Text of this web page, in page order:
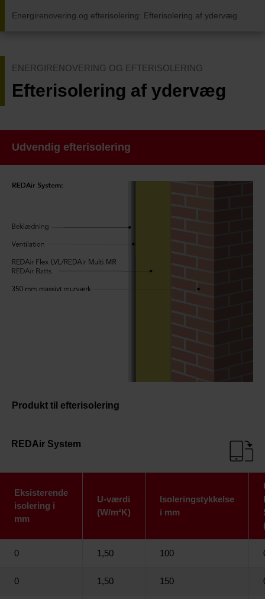
Energirenovering og efterisolering: Efterisolering af ydervæg
ENERGIRENOVERING OG EFTERISOLERING
Efterisolering af ydervæg
Udvendig efterisolering
Produkt til efterisolering
REDAir System
Eksisterende
isolering i
mm
U-værdi
(W/m²K)
Isoleringstykkelse
i mm
0 1,50 100
0 1,50 150